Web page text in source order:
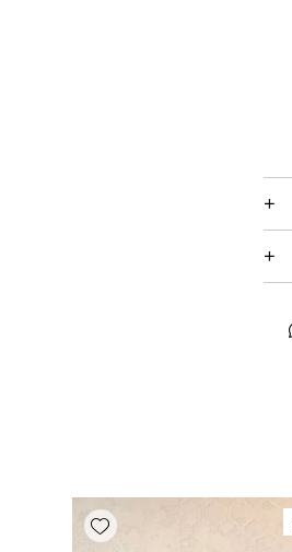
Add wishlist